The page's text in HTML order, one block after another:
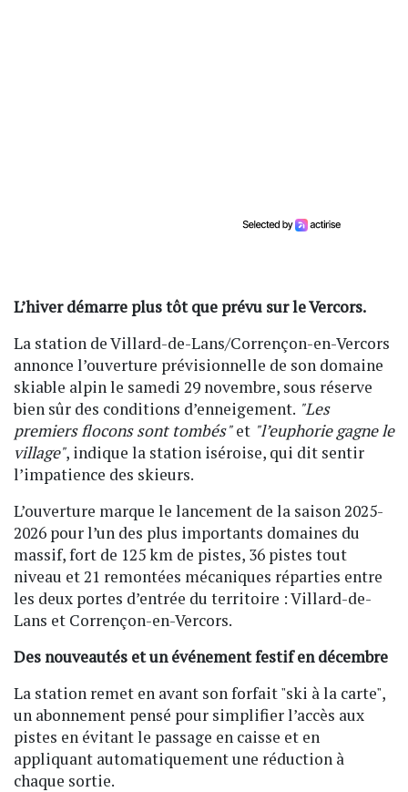
L’hiver démarre plus tôt que prévu sur le Vercors.
La station de Villard-de-Lans/Corrençon-en-Vercors
annonce l’ouverture prévisionnelle de son domaine
skiable alpin le samedi 29 novembre, sous réserve
bien sûr des conditions d’enneigement. "Les
premiers flocons sont tombés"et "l’euphorie gagne le
village", indique la station iséroise, qui dit sentir
l’impatience des skieurs.
L’ouverture marque le lancement de la saison 2025-
2026 pour l’un des plus importants domaines du
massif, fort de 125 km de pistes, 36 pistes tout
niveau et 21 remontées mécaniques réparties entre
les deux portes d’entrée du territoire : Villard-de-
Lans et Corrençon-en-Vercors.
Des nouveautés et un événement festif en décembre
La station remet en avant son forfait "ski à la carte",
un abonnement pensé pour simplifier l’accès aux
pistes en évitant le passage en caisse et en
appliquant automatiquement une réduction à
chaque sortie.